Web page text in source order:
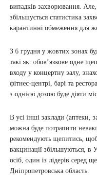
випадків захворювання.
збільшується статистика
карантинні обмеження для
З 6 грудня у жовтих зонах
такі як: обов’язкове одне
входу у концертну залу,
фітнес-центрі, барі та
з однією дозою буде діяти
В усі інші заклади (аптеки,
можна буде потрапити
рекомендують щепитись,
вакцинації збільшуються, в
осіб, один із лідерів серед
Дніпропетровська область.